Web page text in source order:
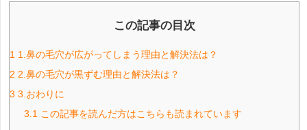
この記事の目次
1 1.鼻の毛穴が広がってしまう理由と解決法は？
2 2.鼻の毛穴が黒ずむ理由と解決法は？
3 3.おわりに
3.1 この記事を読んだ方はこちらも読まれています